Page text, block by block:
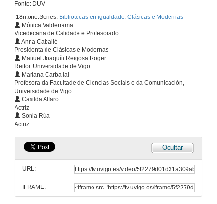
Fonte: DUVI
i18n.one.Series: Bibliotecas en igualdade. Clásicas e Modernas
Mónica Valderrama
Vicedecana de Calidade e Profesorado
Anna Caballé
Presidenta de Clásicas e Modernas
Manuel Joaquín Reigosa Roger
Reitor, Universidade de Vigo
Mariana Carballal
Profesora da Facultade de Ciencias Sociais e da Comunicación,
Universidade de Vigo
Casilda Alfaro
Actriz
Sonia Rúa
Actriz
Ocultar
URL:
IFRAME: